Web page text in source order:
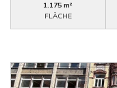
1.175 m²
FLÄCHE